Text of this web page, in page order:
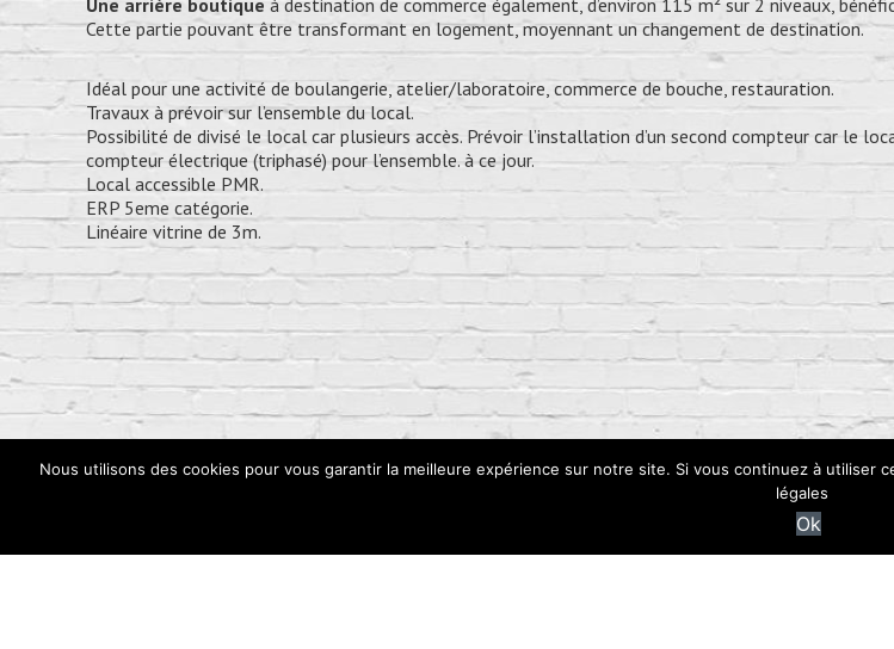
Une arrière boutique à destination de commerce également, d’environ 115 m² sur 2 niveaux,
Cette partie pouvant être transformant en logement, moyennant un changement de destination.
Idéal pour une activité de boulangerie, atelier/laboratoire, commerce de bouche, restauration.
Travaux à prévoir sur l’ensemble du local.
Possibilité de divisé le local car plusieurs accès. Prévoir l’installation d’un second compteur car le
compteur électrique (triphasé) pour l’ensemble. à ce jour.
Local accessible PMR.
ERP 5eme catégorie.
Linéaire vitrine de 3m.
Nous utilisons des cookies pour vous garantir la meilleure expérience sur notre site. Si vous continuez à
légales
Ok